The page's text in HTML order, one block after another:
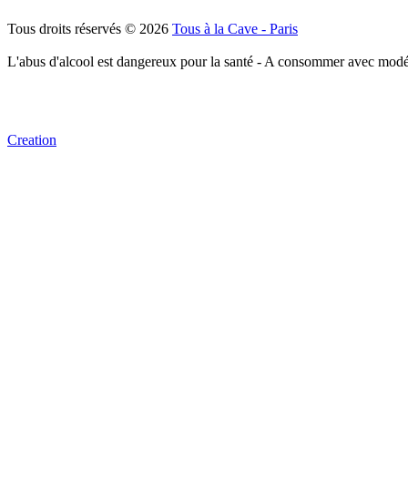
Tous droits réservés © 2026 Tous à la Cave - Paris
L'abus d'alcool est dangereux pour la santé - A consommer avec
Creation